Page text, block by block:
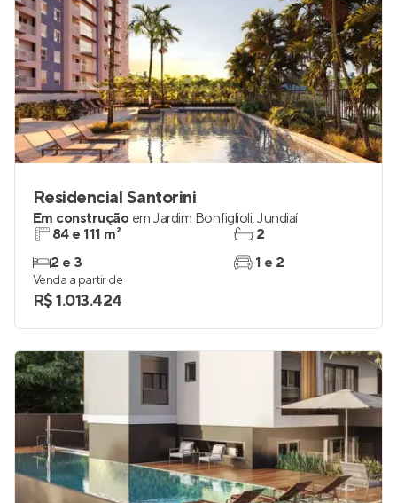
Residencial Santorini
Em construção em Jardim Bonfiglioli,Jundiaí
84 e 111 m²
2 e 3
2
1 e 2
Venda a partir de
R$ 1.013.424